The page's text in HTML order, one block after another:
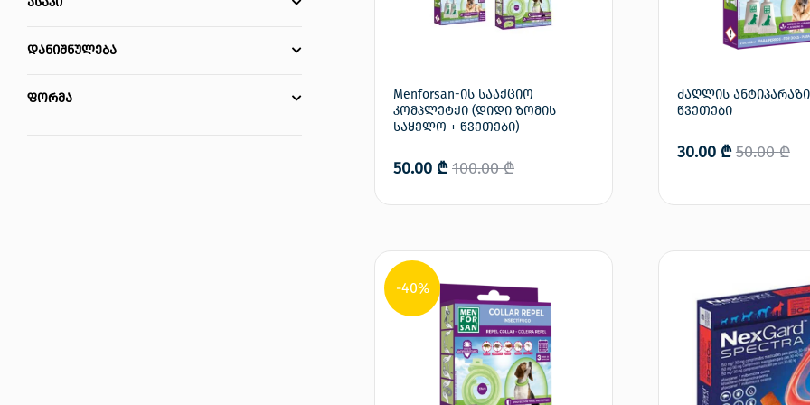
დანიშნულება
ფორმა
Menforsan-ის სააქციო
კომპლეტქი (დიდი ზომის
საყელო + წვეთები)
100.00₾
50.00 ₾
ძაღლის
წვეთები
50.00₾
30.00 ₾
-40%